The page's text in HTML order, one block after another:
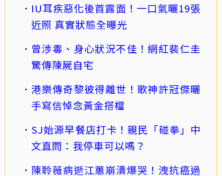
IU耳疾惡化後首露面！一口氣曬19張
近照 真實狀態全曝光
曾涉毒、身心狀況不佳！網紅裴仁圭
驚傳陳屍自宅
港樂傳奇黎彼得離世！歌神許冠傑曬
手寫信悼念黃金搭檔
SJ始源早餐店打卡！親民「碰拳」中
文直問：我停車可以嗎？
陳聆薇病逝江蕙崩潰爆哭！洩抗癌過